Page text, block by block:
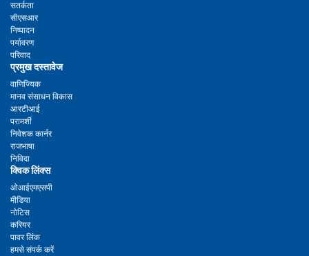
सतर्कता
सीएसआर
निष्पादन
पर्यावरण
परिवाद
प्रमुख दस्तावेज
वाणिज्यिक
मानव संसाधन विकास
आरटीआई
परामर्शी
निवेशक कार्नर
राजभाषा
निविदा
क्विक लिंक्स
ओआईएमएसपी
मीडिया
नोटिस
करियर
पावर लिंक
हमसे संपर्क करें